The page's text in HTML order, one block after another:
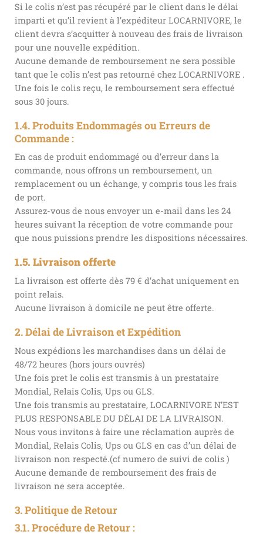
Si le colis n’est pas récupéré par le client dans le délai
imparti et qu’il revient à l’expéditeur LOCARNIVORE, le
client devra s’acquitter à nouveau des frais de livraison
pour une nouvelle expédition.
Aucune demande de remboursement ne sera possible
tant que le colis n’est pas retourné chez LOCARNIVORE .
Une fois le colis reçu, le remboursement sera effectué
sous 30 jours.
1.4. Produits Endommagés ou Erreurs de
Commande :
En cas de produit endommagé ou d’erreur dans la
commande, nous offrons un remboursement, un
remplacement ou un échange, y compris tous les frais
de port.
Assurez-vous de nous envoyer un e-mail dans les 24
heures suivant la réception de votre commande pour
que nous puissions prendre les dispositions nécessaires.
1.5. Livraison offerte
La livraison est offerte dès 79 € d’achat uniquement en
point relais.
Aucune livraison à domicile ne peut être offerte.
2. Délai de Livraison et Expédition
Nous expédions les marchandises dans un délai de
48/72 heures (hors jours ouvrés)
Une fois pret le colis est transmis à un prestataire
Mondial, Relais Colis, Ups ou GLS.
Une fois transmis au prestataire, LOCARNIVORE N’EST
PLUS RESPONSABLE DU DÉLAI DE LA LIVRAISON.
Nous vous invitons à faire une réclamation auprès de
Mondial, Relais Colis, Ups ou GLS en cas d’un délai de
livraison non respecté.(cf numero de suivi de colis )
Aucune demande de remboursement des frais de
livraison ne sera acceptée.
3. Politique de Retour
3.1. Procédure de Retour :